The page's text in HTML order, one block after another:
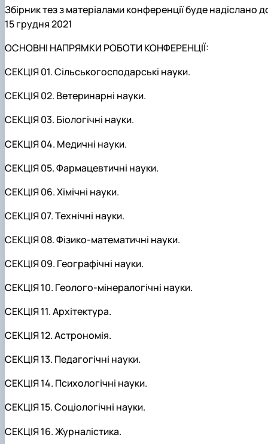
Збірник тез з матеріалами конференції буде надіслано
15 грудня 2021
ОСНОВНІ НАПРЯМКИ РОБОТИ КОНФЕРЕНЦІЇ:
СЕКЦІЯ 01. Сільськогосподарські науки.
СЕКЦІЯ 02. Ветеринарні науки.
СЕКЦІЯ 03. Біологічні науки.
СЕКЦІЯ 04. Медичні науки.
СЕКЦІЯ 05. Фармацевтичні науки.
СЕКЦІЯ 06. Хімічні науки.
СЕКЦІЯ 07. Технічні науки.
СЕКЦІЯ 08. Фізико-математичні науки.
СЕКЦІЯ 09. Географічні науки.
СЕКЦІЯ 10. Геолого-мінералогічні науки.
СЕКЦІЯ 11. Архітектура.
СЕКЦІЯ 12. Астрономія.
СЕКЦІЯ 13. Педагогічні науки.
СЕКЦІЯ 14. Психологічні науки.
СЕКЦІЯ 15. Соціологічні науки.
СЕКЦІЯ 16. Журналістика.